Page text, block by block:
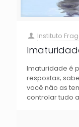
Instituto
Imaturidade é
respostas;
você não as
controlar tudo